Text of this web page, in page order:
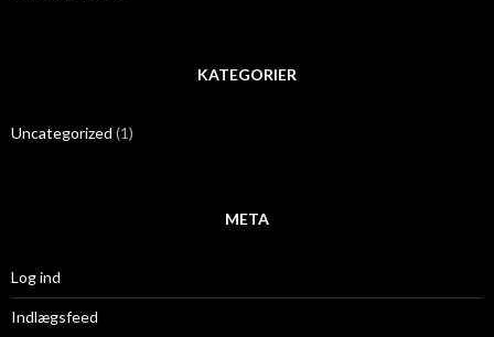
KATEGORIER
Uncategorized (1)
META
Log ind
Indlægsfeed